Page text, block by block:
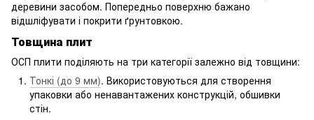
деревини засобом. Попередньо поверхню бажано
відшліфувати і покрити ґрунтовкою.
Товщина плит
ОСП плити поділяють на три категорії залежно від товщини:
Тонкі (до 9 мм). Використовуються для створення
упаковки або ненавантажених конструкцій, обшивки
стін.